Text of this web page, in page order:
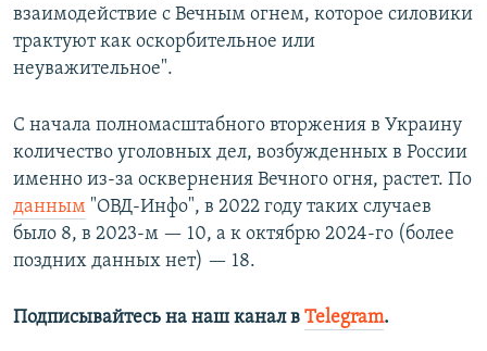
взаимодействие с Вечным огнем, которое силовики
трактуют как оскорбительное или
неуважительное".
С начала полномасштабного вторжения в Украину
количество уголовных дел, возбужденных в России
именно из-за осквернения Вечного огня, растет. По
данным "ОВД-Инфо", в 2022 году таких случаев
было 8, в 2023-м — 10, а к октябрю 2024-го (более
поздних данных нет) — 18.
Подписывайтесь на наш канал в Telegram.